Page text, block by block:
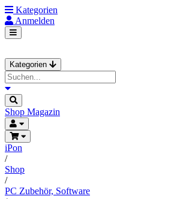
Kategorien
Anmelden
Kategorien
Shop Magazin
iPon
/
Shop
/
PC Zubehör, Software